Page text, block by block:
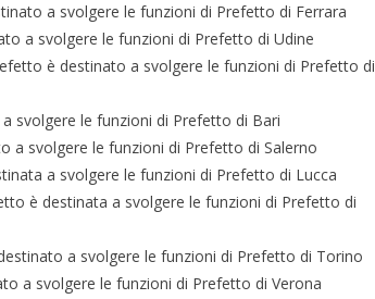
a svolgere le funzioni di Prefetto di Ferrara
a svolgere le funzioni di Prefetto di Udine
è destinato a svolgere le funzioni di Prefetto di
svolgere le funzioni di Prefetto di Bari
a svolgere le funzioni di Prefetto di Salerno
a svolgere le funzioni di Prefetto di Lucca
è destinata a svolgere le funzioni di Prefetto di
a svolgere le funzioni di Prefetto di Torino
a svolgere le funzioni di Prefetto di Verona